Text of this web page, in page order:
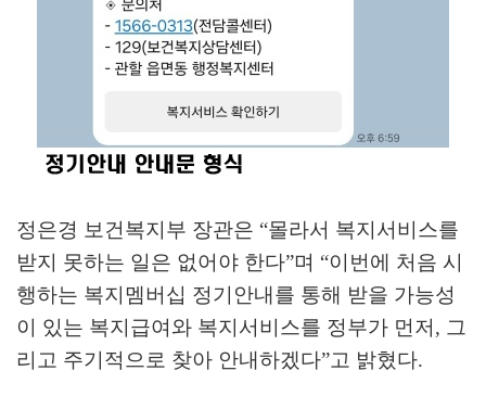
정은경 보건복지부 장관은 “몰라서 복지서비스를
받지 못하는 일은 없어야 한다”며 “이번에 처음 시
행하는 복지멤버십 정기안내를 통해 받을 가능성
이 있는 복지급여와 복지서비스를 정부가 먼저 , 그
리고 주기적으로 찾아 안내하겠다”고 밝혔다.